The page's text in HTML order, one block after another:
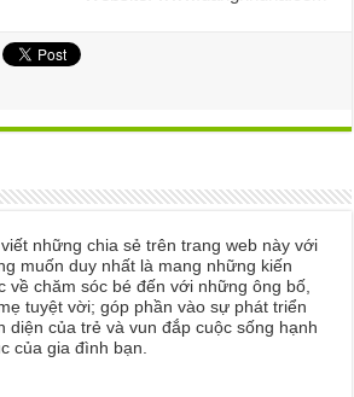
những chia sẻ trên trang web này với
muốn duy nhất là mang những kiến
về chăm sóc bé đến với những ông bố,
tuyệt vời; góp phần vào sự phát triển
diện của trẻ và vun đắp cuộc sống hạnh
của gia đình bạn.